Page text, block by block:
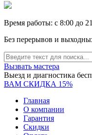
Время работы: c 8:00 до
Без перерывов и
Вызвать мастера
Выезд и диагностика
ВАМ СКИДКА 15%
Главная
О компании
Гарантия
Скидки